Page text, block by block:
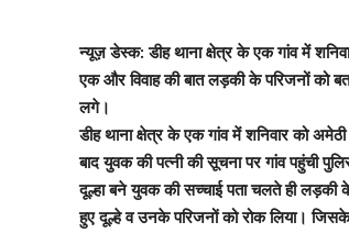
न्यूज़ डेस्क: डीह थाना क्षेत्र के एक गांव में
एक और विवाह की बात लड़की के परिजनों को
लगे।
डीह थाना क्षेत्र के एक गांव में शनिवार को
बाद युवक की पत्नी की सूचना पर गांव पहुंची
दूल्हा बने युवक की सच्चाई पता चलते ही
हुए दूल्हे व उनके परिजनों को रोक लिया। जिसके